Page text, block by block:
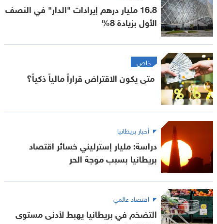
16.8 مليار درهم إيرادات "الدار" في النصف
الأول بزيادة 8%
خاص
متى يكون الاقتراض قراراً مالياً ذكياً؟
أخبار بريطانيا
دراسة: مليار إسترليني خسائر اقتصاد
بريطانيا بسبب موجة الحر
اقتصاد عالمي
التضخم في بريطانيا يهبط لأدنى مستوى